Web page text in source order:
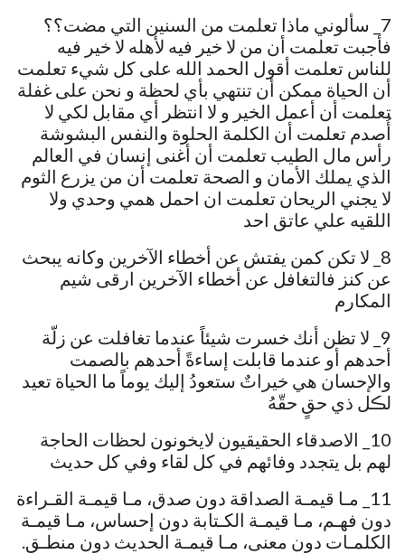
7_ سألوني ماذا تعلمت من السنين التي مضت؟؟
فأجبت تعلمت أن من لا خير فيه لأهله لا خير فيه
للناس تعلمت أقول الحمد الله على كل شيء تعلمت
أن الحياة ممكن أن تنتهي بأي لحظة و نحن على غفلة
تعلمت أن أعمل الخير و لا انتظر أي مقابل لكي لا
أُصدم تعلمت أن الكلمة الحلوة والنفس البشوشة
رأس مال الطيب تعلمت أن أغنى إنسان في العالم
الذي يملك الأمان و الصحة تعلمت أن من يزرع الثوم
لا يجني الريحان تعلمت ان احمل همي وحدي ولا
اللقيه علي عاتق احد
8_ لا تكن كمن يفتش عن أخطاء الآخرين وكانه يبحث
عن كنز فالتغافل عن أخطاء الآخرين ارقى شيم
المكارم
9_ لا تظن أنك خسرت شيئاً عندما تغافلت عن زلّة
أحدهم أو عندما قابلت إساءةً أحدهم بالصمت
والإحسان هي خيراتٌ ستعودُ إليك يوماً ما الحياة تعيد
لڪل ذي حقٍ حقّهُ
10_ الاصدقاء الحقيقيون لايخونون لحظات الحاجة
لهم بل يتجدد وفائهم في كل لقاء وفي كل حديث
11_ مـا قيمـة الصداقة دون صدق، مـا قيمـة القـراءة
دون فهـم، مـا قيمـة الكـتابة دون إحساس، مـا قيمـة
الكلمـات دون معنى، مـا قيمـة الحديث دون منطـق.